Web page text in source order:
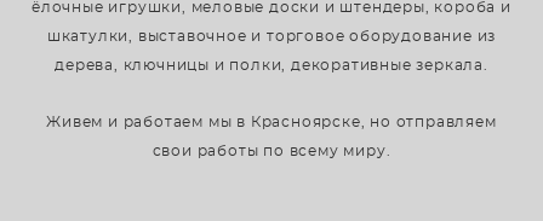
ёлочные игрушки, меловые доски и штендеры, короба и
шкатулки, выставочное и торговое оборудование из
дерева, ключницы и полки, декоративные зеркала.
Живем и работаем мы в Красноярске, но отправляем
свои работы по всему миру.